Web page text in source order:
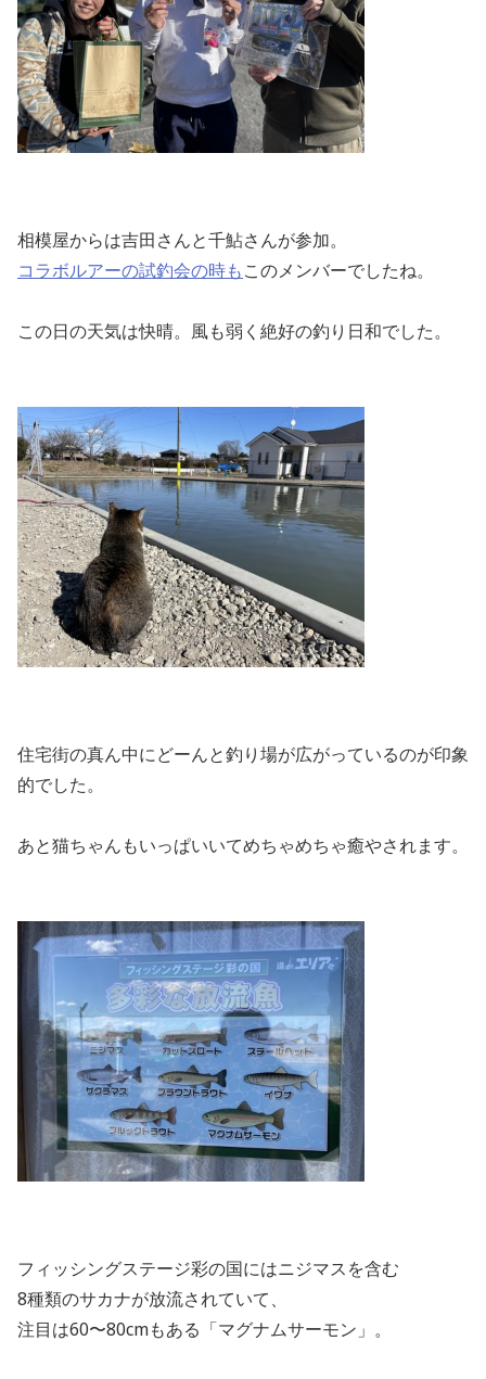
相模屋からは吉田さんと千鮎さんが参加。
コラボルアーの試釣会の時もこのメンバーでしたね。
この日の天気は快晴。風も弱く絶好の釣り日和でした。
住宅街の真ん中にどーんと釣り場が広がっているのが印象
的でした。
あと猫ちゃんもいっぱいいてめちゃめちゃ癒やされます。
フィッシングステージ彩の国にはニジマスを含む
8種類のサカナが放流されていて、
注目は60〜80cmもある「マグナムサーモン」。